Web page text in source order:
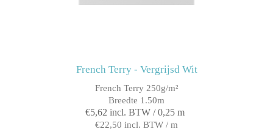
French Terry - Vergrijsd Wit
French Terry 250g/m²
Breedte 1.50m
€5,62 incl. BTW / 0,25 m
€22,50 incl. BTW / m